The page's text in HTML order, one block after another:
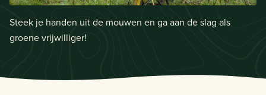
Steek je handen uit de mouwen en ga aan de slag als
groene vrijwilliger!